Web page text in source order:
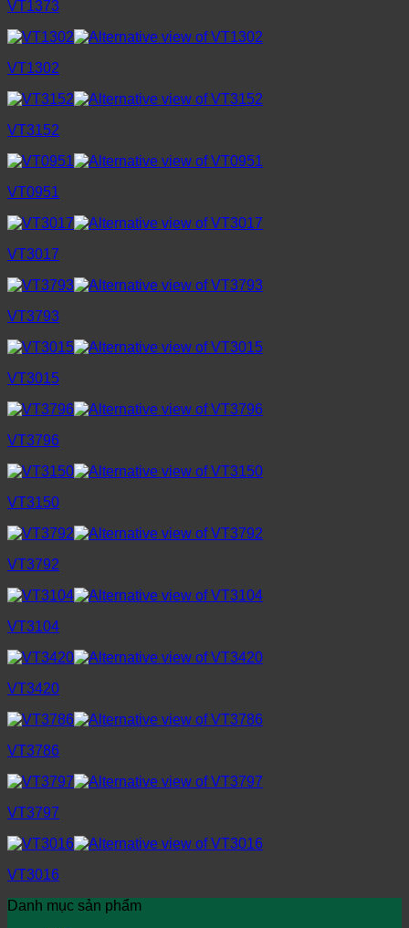
VT1373
VT1302
VT3152
VT0951
VT3017
VT3793
VT3015
VT3796
VT3150
VT3792
VT3104
VT3420
VT3786
VT3797
VT3016
Danh mục sản phẩm